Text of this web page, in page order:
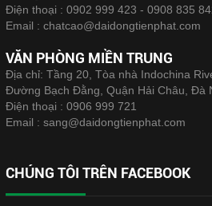
Điện thoại : 0902 999 423 - 0908 835
Email : chatcao@daidongtienphat.com
VĂN PHÒNG MIỀN TRUNG
Địa chỉ: Tầng 20, Tòa nhà Indochina
Đường Bạch Đằng, Quận Hải Châu, Đà
Điện thoại : 0906 999 721
Email : sang@daidongtienphat.com
CHÚNG TÔI TRÊN FACEBOOK